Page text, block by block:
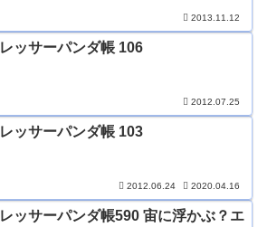
2013.11.12
レッサーパンダ帳 106
2012.07.25
レッサーパンダ帳 103
2012.06.24 2020.04.16
レッサーパンダ帳590 宙に浮かぶ？エ